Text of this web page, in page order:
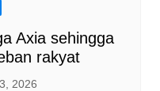
Axia sehingga
rakyat
2026